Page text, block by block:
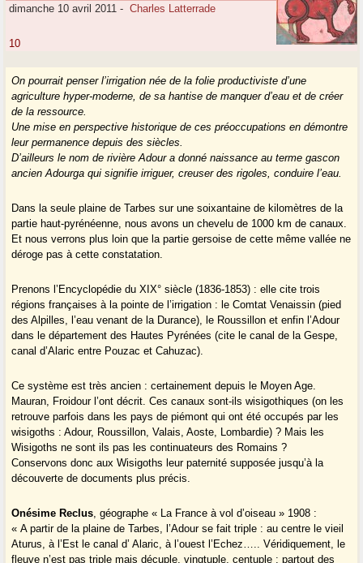
dimanche 10 avril 2011 - Charles Latterrade
10
On pourrait penser l’irrigation née de la folie productiviste d’une
agriculture hyper-moderne, de sa hantise de manquer d’eau et de créer
de la ressource.
Une mise en perspective historique de ces préoccupations en démontre
leur permanence depuis des siècles.
D’ailleurs le nom de rivière Adour a donné naissance au terme gascon
ancien Adourga qui signifie irriguer, creuser des rigoles, conduire l’eau.
Dans la seule plaine de Tarbes sur une soixantaine de kilomètres de la
partie haut-pyrénéenne, nous avons un chevelu de 1000 km de canaux.
Et nous verrons plus loin que la partie gersoise de cette même vallée ne
déroge pas à cette constatation.
Prenons l’Encyclopédie du XIX° siècle (1836-1853) : elle cite trois
régions françaises à la pointe de l’irrigation : le Comtat Venaissin (pied
des Alpilles, l’eau venant de la Durance), le Roussillon et enfin l’Adour
dans le département des Hautes Pyrénées (cite le canal de la Gespe,
canal d’Alaric entre Pouzac et Cahuzac).
Ce système est très ancien : certainement depuis le Moyen Age.
Mauran, Froidour l’ont décrit. Ces canaux sont-ils wisigothiques (on les
retrouve parfois dans les pays de piémont qui ont été occupés par les
wisigoths : Adour, Roussillon, Valais, Aoste, Lombardie) ? Mais les
Wisigoths ne sont ils pas les continuateurs des Romains ?
Conservons donc aux Wisigoths leur paternité supposée jusqu’à la
découverte de documents plus précis.
Onésime Reclus, géographe « La France à vol d’oiseau » 1908 :
« A partir de la plaine de Tarbes, l’Adour se fait triple : au centre le vieil
Aturus, à l’Est le canal d’ Alaric, à l’ouest l’Echez….. Véridiquement, le
fleuve n’est pas triple mais décuple, vingtuple, centuple : partout des